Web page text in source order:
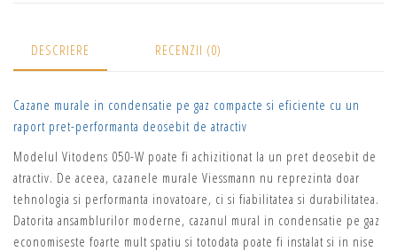
DESCRIERE RECENZII (0)
Cazane murale in condensatie pe gaz compacte si eficiente cu un
raport pret-performanta deosebit de atractiv
Modelul Vitodens 050-W poate fi achizitionat la un pret deosebit de
atractiv. De aceea, cazanele murale Viessmann nu reprezinta doar
tehnologia si performanta inovatoare, ci si fiabilitatea si durabilitatea.
Datorita ansamblurilor moderne, cazanul mural in condensatie pe gaz
economiseste foarte mult spatiu si totodata poate fi instalat si in nise